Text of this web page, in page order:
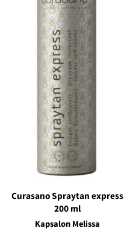
Curasano Spraytan express
200 ml
Kapsalon Melissa